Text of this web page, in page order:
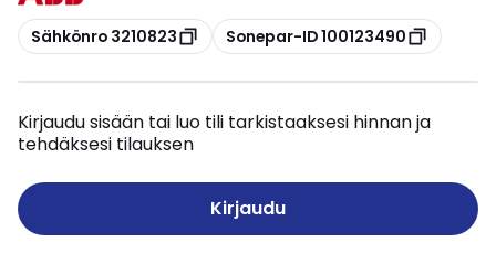
Kopioi
Sähkönro 3210823 Kopioi
Sonepar-ID 100123490
Kirjaudu sisään tai luo tili tarkistaaksesi hinnan ja
tehdäksesi tilauksen
Kirjaudu